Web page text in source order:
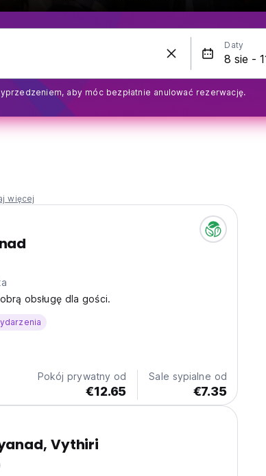
Daty
aby móc bezpłatnie anulować rezerwację.
więcej
obsługę dla gości.
Pokój prywatny od
€12.65
Sale sypialne od
€7.35
Vythiri